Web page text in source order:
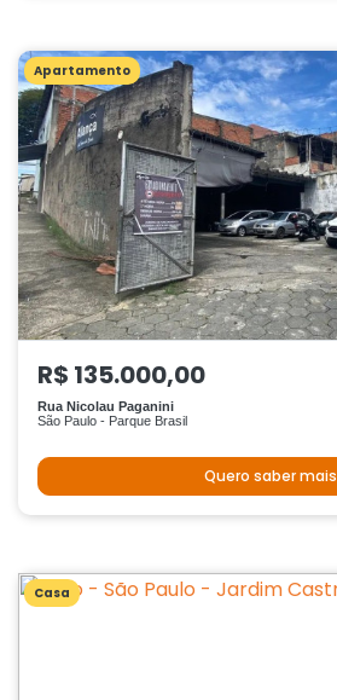
Apartamento
R$ 135.000,00
Rua Nicolau Paganini
São Paulo - Parque Brasil
Quero saber mais
Casa